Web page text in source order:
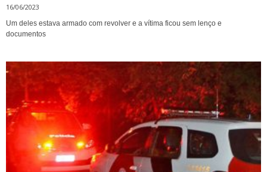
16/06/2023
Um deles estava armado com revolver e a vítima ficou sem lenço e
documentos